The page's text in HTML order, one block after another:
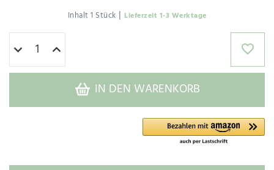
Inhalt1 Stück | Lieferzeit 1-3 Werktage
IN DEN WARENKORB